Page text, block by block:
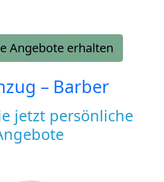
Angebote erhalten
– Barber
jetzt persönliche